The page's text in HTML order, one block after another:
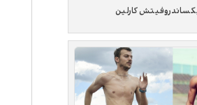
كارلين